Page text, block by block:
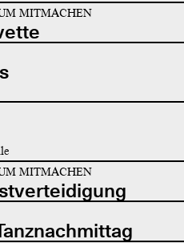
MITMACHEN
MITMACHEN